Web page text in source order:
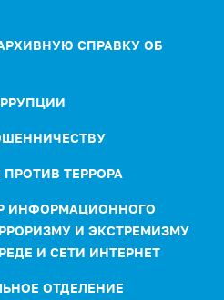
СПРАВКУ ОБ
ТЕРРОРА
ИНФОРМАЦИОННОГО
И ЭКСТРЕМИЗМУ
И СЕТИ ИНТЕРНЕТ
ОТДЕЛЕНИЕ